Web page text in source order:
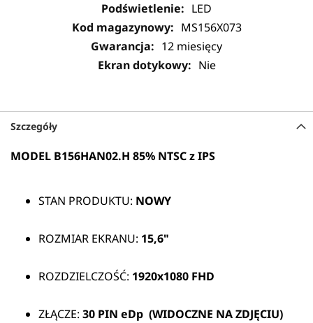
LED
MS156X073
12 miesięcy
Nie
Szczegóły
MODEL B156HAN02.H 85% NTSC z IPS
STAN PRODUKTU: NOWY
ROZMIAR EKRANU: 15,6"
ROZDZIELCZOŚĆ: 1920x1080 FHD
ZŁĄCZE: 30 PIN eDp (WIDOCZNE NA ZDJĘCIU)